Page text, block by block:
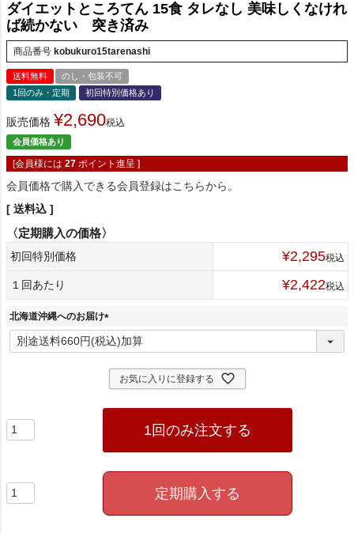
ダイエットところてん 15食 タレなし 美味しくなけれ
ば続かない 突き済み
商品番号 kobukuro15tarenashi
送料無料
のし・包装不可
1回のみ・定期
初回特別価格あり
販売価格 ¥2,690税込
会員価格あり
[会員様には 27 ポイント進呈 ]
会員価格で購入できる会員登録はこちらから。
送料込
初回特別価格 ¥2,295税込
１回あたり ¥2,422税込
北海道沖縄へのお届け
(
必
お気に入りに登録する
1回のみ注文する
定期購入する